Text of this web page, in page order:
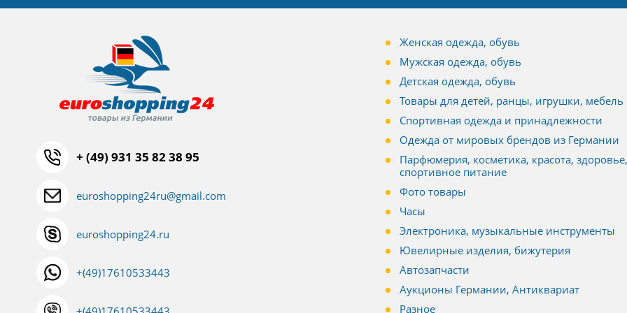
+ (49) 931 35 82 38 95
euroshopping24ru@gmail.com
euroshopping24.ru
+(49)17610533443
Женская одежда, обувь
Мужская одежда, обувь
Детская одежда, обувь
Товары для детей, ранцы, игрушки, мебель
Спортивная одежда и принадлежности
Одежда от мировых брендов из Германии
Парфюмерия, косметика, красота, здоровье,
спортивное питание
Фото товары
Часы
Электроника, музыкальные инструменты
Ювелирные изделия, бижутерия
Автозапчасти
Аукционы Германии, Антиквариат
Разное